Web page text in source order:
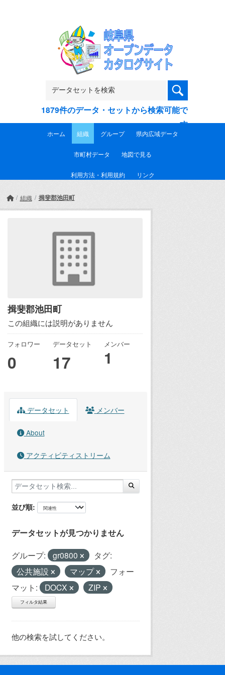
1879件のデータ・セットから検索可能で
す
ホーム 組織 グループ 県内広域データ
市町村データ 地図で見る
利用方法・利用規約 リンク
組織 揖斐郡池田町
揖斐郡池田町
この組織には説明がありません
フォロワー
0
データセット
17
メンバー
1
データセット メンバー
About
アクティビティストリーム
並び順
データセットが見つかりません
グループ: gr0800
タグ:
公共施設
マップ
フォー
マット:
DOCX ZIP
フィルタ結果
他の検索を試してください。